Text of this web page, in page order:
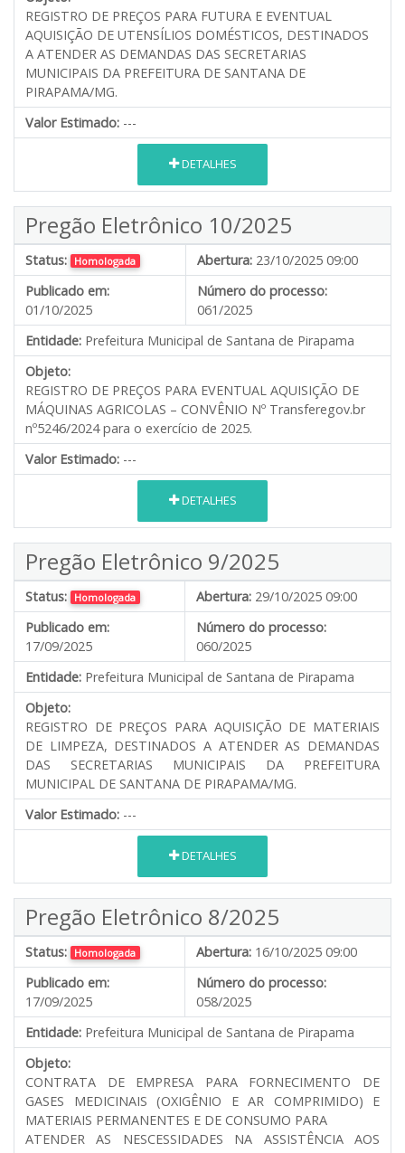
REGISTRO DE PREÇOS PARA FUTURA E EVENTUAL
AQUISIÇÃO DE UTENSÍLIOS DOMÉSTICOS, DESTINADOS
A ATENDER AS DEMANDAS DAS SECRETARIAS
MUNICIPAIS DA PREFEITURA DE SANTANA DE
PIRAPAMA/MG.
Valor Estimado: ---
DETALHES
Pregão Eletrônico 10/2025
Status: Homologada Abertura: 23/10/2025 09:00
Publicado em:
01/10/2025
Número do processo:
061/2025
Entidade: Prefeitura Municipal de Santana de Pirapama
Objeto:
REGISTRO DE PREÇOS PARA EVENTUAL AQUISIÇÃO DE
MÁQUINAS AGRICOLAS – CONVÊNIO Nº Transferegov.br
nº5246/2024 para o exercício de 2025.
Valor Estimado: ---
DETALHES
Pregão Eletrônico 9/2025
Status: Homologada Abertura: 29/10/2025 09:00
Publicado em:
17/09/2025
Número do processo:
060/2025
Entidade: Prefeitura Municipal de Santana de Pirapama
Objeto:
REGISTRO DE PREÇOS PARA AQUISIÇÃO DE MATERIAIS
DE LIMPEZA, DESTINADOS A ATENDER AS DEMANDAS
DAS SECRETARIAS MUNICIPAIS DA PREFEITURA
MUNICIPAL DE SANTANA DE PIRAPAMA/MG.
Valor Estimado: ---
DETALHES
Pregão Eletrônico 8/2025
Status: Homologada Abertura: 16/10/2025 09:00
Publicado em:
17/09/2025
Número do processo:
058/2025
Entidade: Prefeitura Municipal de Santana de Pirapama
Objeto:
CONTRATA DE EMPRESA PARA FORNECIMENTO DE
GASES MEDICINAIS (OXIGÊNIO E AR COMPRIMIDO) E
MATERIAIS PERMANENTES E DE CONSUMO PARA
ATENDER AS NESCESSIDADES NA ASSISTÊNCIA AOS